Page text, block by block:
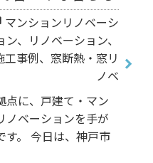
マンションリノベーシ
ン、 リノベーション、
工事例、 窓断熱・窓リ
ノベ
点に、戸建て・マン
ノベーションを手が
す。 今日は、神戸市